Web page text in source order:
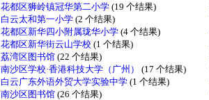
花都区狮岭镇冠华第二小学(19 个结果)
白云太和第一小学(2 个结果)
花都区新华四小附属珑华小学(4 个结果)
花都区新华街云山学校(1 个结果)
荔湾区图书馆(22 个结果)
南沙区学校·香港科技大学（广州）(17 个结果)
白云广东外语外贸大学实验中学(1 个结果)
南沙区图书馆(26 个结果)